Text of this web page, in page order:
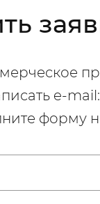
e-mail:
форму